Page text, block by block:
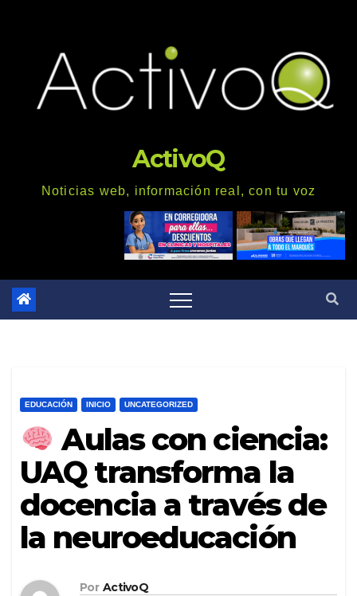
ActivoQ
Noticias web, información real, con tu voz
EDUCACIÓN INICIO UNCATEGORIZED
Aulas con ciencia:
UAQ transforma la
docencia a través de
la neuroeducación
Por ActivoQ